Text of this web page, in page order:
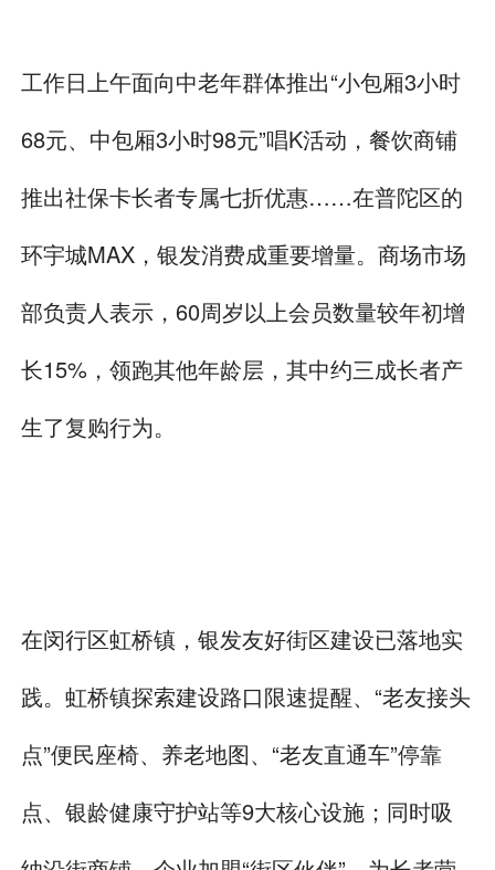
工作日上午面向中老年群体推出“小包厢3小时
68元、中包厢3小时98元”唱K活动，餐饮商铺
推出社保卡长者专属七折优惠……在普陀区的
环宇城MAX，银发消费成重要增量。商场市场
部负责人表示，60周岁以上会员数量较年初增
长15%，领跑其他年龄层，其中约三成长者产
生了复购行为。
在闵行区虹桥镇，银发友好街区建设已落地实
践。虹桥镇探索建设路口限速提醒、“老友接头
点”便民座椅、养老地图、“老友直通车”停靠
点、银龄健康守护站等9大核心设施；同时吸